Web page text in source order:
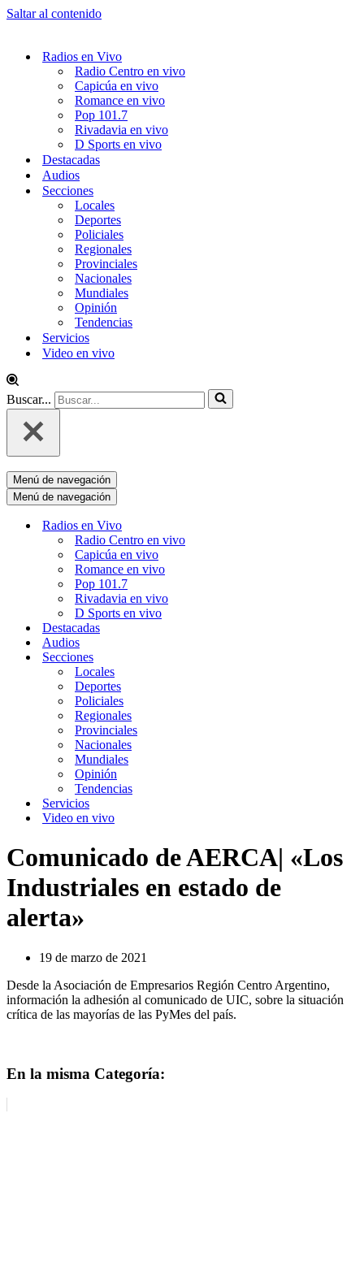
Saltar al contenido
Radios en Vivo
Radio Centro en vivo
Capicúa en vivo
Romance en vivo
Pop 101.7
Rivadavia en vivo
D Sports en vivo
Destacadas
Audios
Secciones
Locales
Deportes
Policiales
Regionales
Provinciales
Nacionales
Mundiales
Opinión
Tendencias
Servicios
Video en vivo
Buscar...
Menú de navegación
Menú de navegación
Radios en Vivo
Radio Centro en vivo
Capicúa en vivo
Romance en vivo
Pop 101.7
Rivadavia en vivo
D Sports en vivo
Destacadas
Audios
Secciones
Locales
Deportes
Policiales
Regionales
Provinciales
Nacionales
Mundiales
Opinión
Tendencias
Servicios
Video en vivo
Comunicado de AERCA| «Los
Industriales en estado de
alerta»
19 de marzo de 2021
Desde la Asociación de Empresarios Región Centro Argentino,
información la adhesión al comunicado de UIC, sobre la situación
crítica de las mayorías de las PyMes del país.
En la misma Categoría: